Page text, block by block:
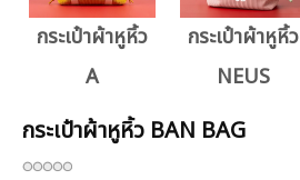
กระเป๋าผ้าหูหิ้ว
A
กระเป๋าผ้าหูหิ้ว
NEUS
กระเป๋าผ้าหูหิ้ว BAN BAG